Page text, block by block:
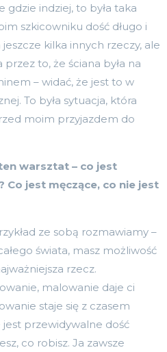
gdzie indziej, to była taka
szkicowniku dość długo i
kilka innych rzeczy, ale
to, że ściana była na
– widać, że jest to w
To była sytuacja, która
moim przyjazdem do
warsztat – co jest
Co jest męczące, co nie jest
ze sobą rozmawiamy –
świata, masz możliwość
rzecz.
malowanie daje ci
staje się z czasem
przewidywalne dość
co robisz. Ja zawsze